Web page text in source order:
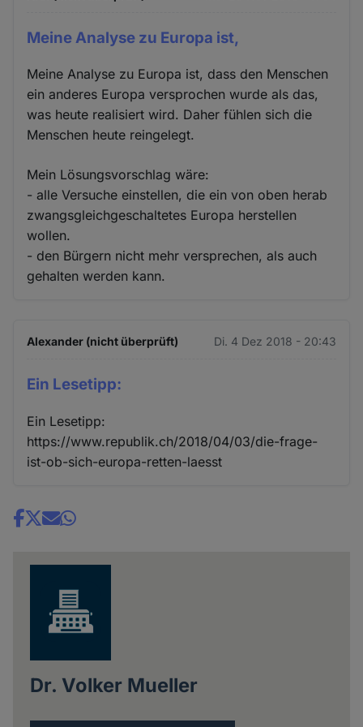
Meine Analyse zu Europa ist,
Meine Analyse zu Europa ist, dass den Menschen
ein anderes Europa versprochen wurde als das,
was heute realisiert wird. Daher fühlen sich die
Menschen heute reingelegt.
Mein Lösungsvorschlag wäre:
- alle Versuche einstellen, die ein von oben herab
zwangsgleichgeschaltetes Europa herstellen
wollen.
- den Bürgern nicht mehr versprechen, als auch
gehalten werden kann.
Alexander (nicht überprüft) Di. 4 Dez 2018 - 20:43
Ein Lesetipp:
Ein Lesetipp:
https://www.republik.ch/2018/04/03/die-frage-
ist-ob-sich-europa-retten-laesst
Share
Dr. Volker Mueller